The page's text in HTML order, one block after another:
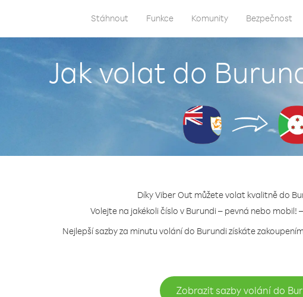
Stáhnout Funkce Komunity Bezpečnost
Jak volat do
Díky Viber Out můžete volat kvalitně do
Volejte na jakékoli číslo v Burundi – pevná nebo mobil!
Nejlepší sazby za minutu volání do Burundi získáte
Zobrazit sazby volání do